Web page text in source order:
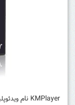
KMPlayer نام